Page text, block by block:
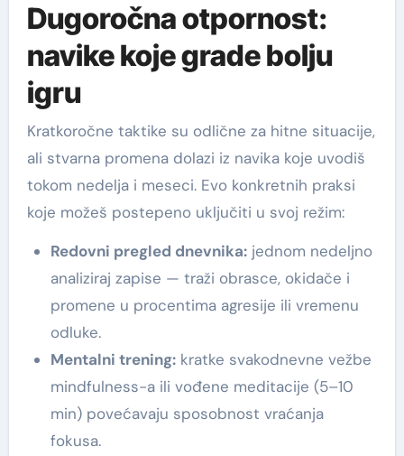
Dugoročna otpornost:
navike koje grade bolju
igru
Kratkoročne taktike su odlične za hitne situacije,
ali stvarna promena dolazi iz navika koje uvodiš
tokom nedelja i meseci. Evo konkretnih praksi
koje možeš postepeno uključiti u svoj režim:
Redovni pregled dnevnika:jednom nedeljno
analiziraj zapise — traži obrasce, okidače i
promene u procentima agresije ili vremenu
odluke.
Mentalni trening:kratke svakodnevne vežbe
mindfulness-a ili vođene meditacije (5–10
min) povećavaju sposobnost vraćanja
fokusa.